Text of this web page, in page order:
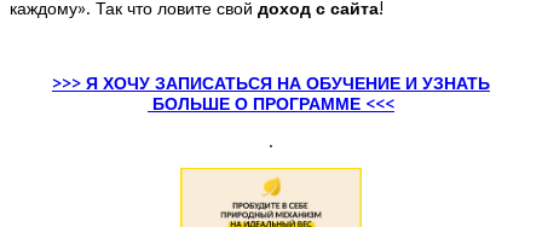
каждому». Так что ловите свой доход с сайта!
>>> Я ХОЧУ ЗАПИСАТЬСЯ НА ОБУЧЕНИЕ И УЗНАТЬ
БОЛЬШЕ О ПРОГРАММЕ <<<
.